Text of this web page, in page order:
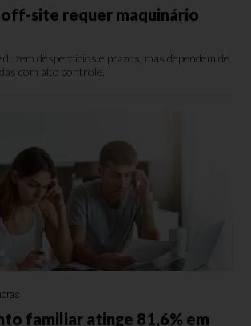
site requer maquinário
desperdícios e prazos, mas dependem de
com alto controle.
familiar atinge 81,6% em